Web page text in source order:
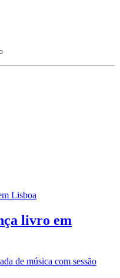
livro em
de música com sessão